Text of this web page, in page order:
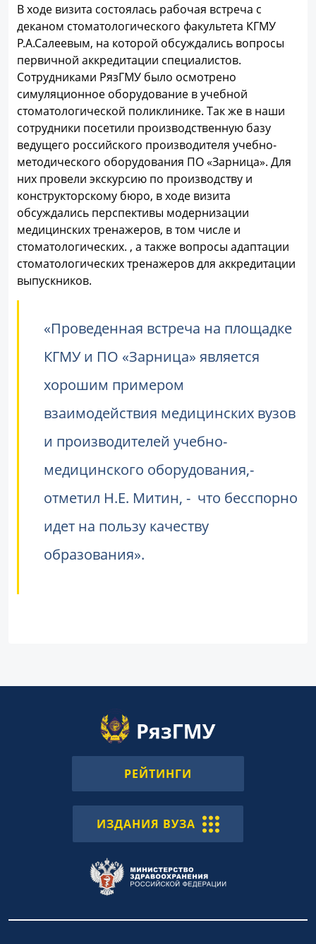
В ходе визита состоялась рабочая встреча с
деканом стоматологического факультета КГМУ
Р.А.Салеевым, на которой обсуждались вопросы
первичной аккредитации специалистов.
Сотрудниками РязГМУ было осмотрено
симуляционное оборудование в учебной
стоматологической поликлинике. Так же в наши
сотрудники посетили производственную базу
ведущего российского производителя учебно-
методического оборудования ПО «Зарница». Для
них провели экскурсию по производству и
конструкторскому бюро, в ходе визита
обсуждались перспективы модернизации
медицинских тренажеров, в том числе и
стоматологических. , а также вопросы адаптации
стоматологических тренажеров для аккредитации
выпускников.
«Проведенная встреча на площадке
КГМУ и ПО «Зарница» является
хорошим примером
взаимодействия медицинских вузов
и производителей учебно-
медицинского оборудования,-
отметил Н.Е. Митин, - что бесспорно
идет на пользу качеству
образования».
РЕЙТИНГИ
ИЗДАНИЯ ВУЗА